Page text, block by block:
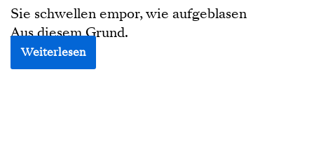
Sie schwellen empor, wie aufgeblasen
Aus diesem Grund.
Weiterlesen